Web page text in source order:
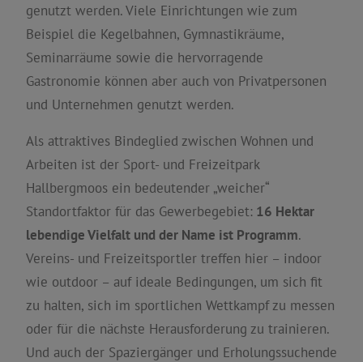
genutzt werden. Viele Einrichtungen wie zum
Beispiel die Kegelbahnen, Gymnastikräume,
Seminarräume sowie die hervorragende
Gastronomie können aber auch von Privatpersonen
und Unternehmen genutzt werden.
Als attraktives Bindeglied zwischen Wohnen und
Arbeiten ist der Sport- und Freizeitpark
Hallbergmoos ein bedeutender „weicher“
Standortfaktor für das Gewerbegebiet: 16 Hektar
lebendige Vielfalt und der Name ist Programm.
Vereins- und Freizeitsportler treffen hier – indoor
wie outdoor – auf ideale Bedingungen, um sich fit
zu halten, sich im sportlichen Wettkampf zu messen
oder für die nächste Herausforderung zu trainieren.
Und auch der Spaziergänger und Erholungssuchende